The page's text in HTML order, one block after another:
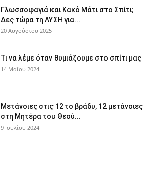
Γλωσσοφαγιά και Κακό Μάτι στο Σπίτι;
Δες τώρα τη ΛΥΣΗ για...
20 Αυγούστου 2025
Τι να λέμε όταν θυμιάζουμε στο σπίτι μας
14 Μαΐου 2024
Μετάνοιες στις 12 το βράδυ, 12 μετάνοιες
στη Μητέρα του Θεού...
9 Ιουλίου 2024